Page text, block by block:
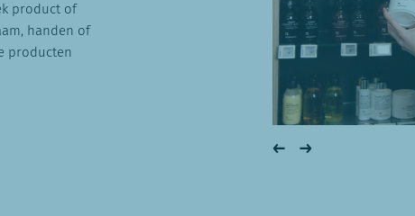
product of
handen of
producten